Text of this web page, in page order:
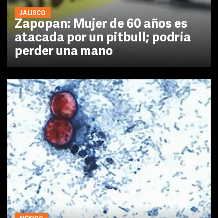
JALISCO
Zapopan: Mujer de 60 años es
atacada por un pitbull; podría
perder una mano